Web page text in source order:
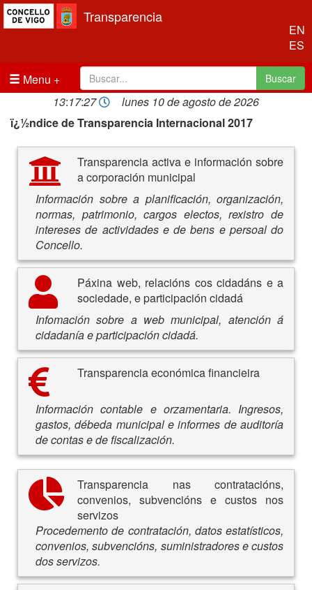
EN
ES
Transparencia
Menu Buscar
13:17:27
lunes 10 de agosto de 2026
ï¿½ndice de Transparencia Internacional 2017
Transparencia activa e información sobre
a corporación municipal
Información sobre a planificación, organización,
normas, patrimonio, cargos electos, rexistro de
intereses de actividades e de bens e persoal do
Concello.
Páxina web, relacións cos cidadáns e a
sociedade, e participación cidadá
Infomación sobre a web municipal, atención á
cidadanía e participación cidadá.
Transparencia económica financieira
Información contable e orzamentaria. Ingresos,
gastos, débeda municipal e informes de auditoría
de contas e de fiscalización.
Transparencia nas contratacións,
convenios, subvencións e custos nos
servizos
Procedemento de contratación, datos estatísticos,
convenios, subvencións, suministradores e custos
dos servizos.